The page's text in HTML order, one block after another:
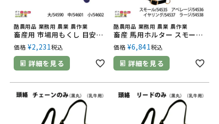
酪農用品 業務用 農業 農作業
畜産用 市場用もくし 目安経産 大 54590 中 54601 小 54602 和牛 モクシ もくし 牛 畜産用品 酪農用品 農作業
価格 ¥2,231税込
詳細を見る
酪農用品 業務用 農業 農作業
畜産 馬用ホルター スモール 54535 アベレージ 54536 イヤリング 54537 ラージ 54538 首輪 繋ぐ 乳牛 馬 畜産用品 酪農用品
価格 ¥6,841税込
詳細を見る